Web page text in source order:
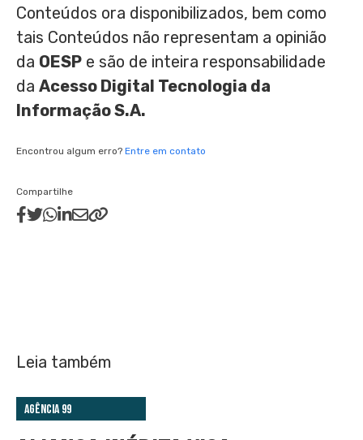
Conteúdos ora disponibilizados, bem como
tais Conteúdos não representam a opinião
da OESP e são de inteira responsabilidade
da Acesso Digital Tecnologia da
Informação S.A.
Encontrou algum erro? Entre em contato
Compartilhe
Leia também
Agência 99